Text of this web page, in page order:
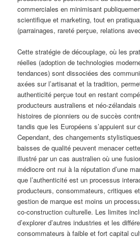
commerciales en minimisant
scientifique et marketing, tout en
(parrainages, rareté perçue, relations
Cette stratégie de découplage, où les
réelles (adoption de technologies
tendances) sont dissociées des
axées sur l’artisanat et la tradition,
authenticité perçue tout en restant
producteurs australiens et néo-zélandais
histoires de pionniers ou de succès
tandis que les Européens s’appuient sur
Cependant, des changements
baisses de qualité peuvent menacer
illustré par un cas australien où une
médiocre ont nui à la réputation d’une
que l’authenticité est un processus
producteurs, consommateurs, critiques
gestion de marque est moins un
co-construction culturelle. Les limites
d’explorer d’autres industries et les
consommateurs à faible et fort capital